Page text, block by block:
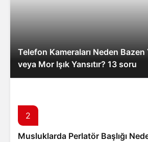
Telefon Kameraları Neden Bazen
veya Mor Işık Yansıtır? 13 soru
2
Musluklarda Perlatör Başlığı